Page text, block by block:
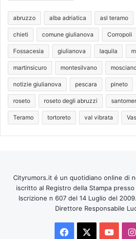
abruzzo alba adriatica asl teramo
chieti comune giulianova Corropoli
Fossacesia giulianova laquila
martinsicuro montesilvano
notizie giulianova pescara pineto
roseto roseto degli abruzzi
Teramo tortoreto val vibrata
Cityrumors.it é un quotidiano online di
iscritto al Registro della Stampa
Iscrizione n 607 del 14 Luglio del
Direttore Responsabile
Facebook You